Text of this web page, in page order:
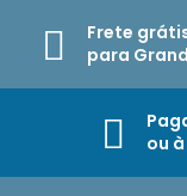
Frete
para
ou